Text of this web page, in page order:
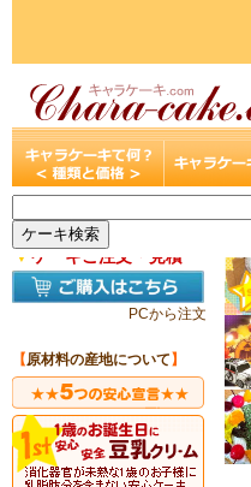
▼ケーキご注文・見積
PCから注文
【原材料の産地について 】